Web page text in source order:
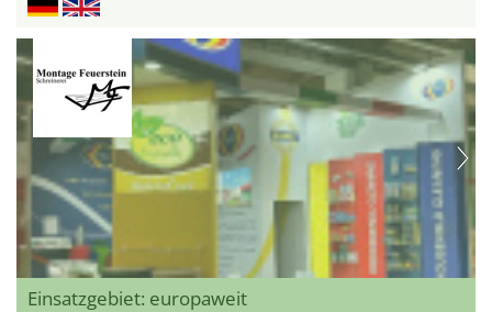
Einsatzgebiet: europaweit